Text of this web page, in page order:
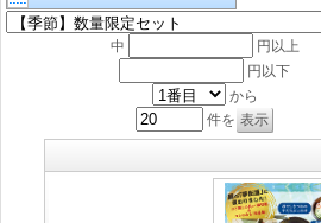
中
円以上
円以下
から
件を